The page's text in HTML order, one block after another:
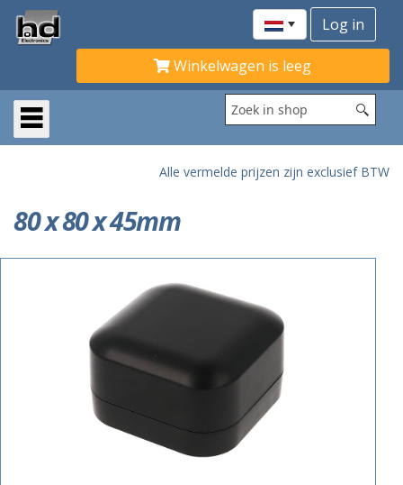
Winkelwagen is leeg
Alle vermelde prijzen zijn exclusief BTW
80 x 80 x 45mm